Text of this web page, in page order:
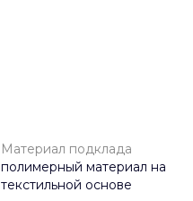
Материал подклада
полимерный материал на
текстильной основе